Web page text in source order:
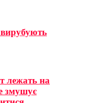
лежать на
змушує